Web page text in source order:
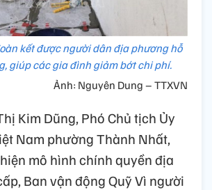
kết được người dân địa phương hỗ
giúp các gia đình giảm bớt chi phí.
Ảnh: Nguyên Dung – TTXVN
Kim Dũng, Phó Chủ tịch Ủy
Nam phường Thành Nhất,
mô hình chính quyền địa
Ban vận động Quỹ Vì người